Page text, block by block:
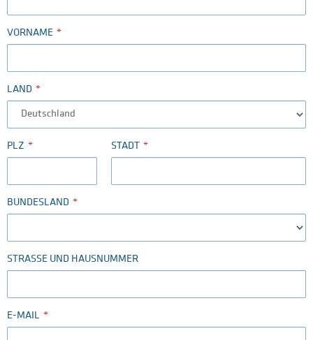
VORNAME
LAND
PLZ STADT
BUNDESLAND
STRASSE UND HAUSNUMMER
E-MAIL